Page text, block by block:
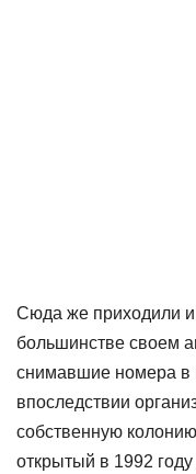
Сюда же приходили
большинстве своем
снимавшие номера в
впоследствии
собственную
открытый в 1992